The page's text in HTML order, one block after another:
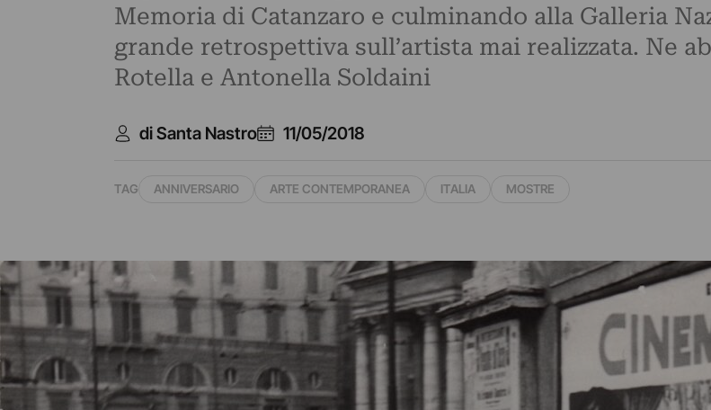
Memoria di Catanzaro e culminando alla Galleria
grande retrospettiva sull’artista mai realizzata. Ne
Rotella e Antonella Soldaini
di Santa Nastro 11/05/2018
TAG ANNIVERSARIO ARTE CONTEMPORANEA ITALIA MOSTRE